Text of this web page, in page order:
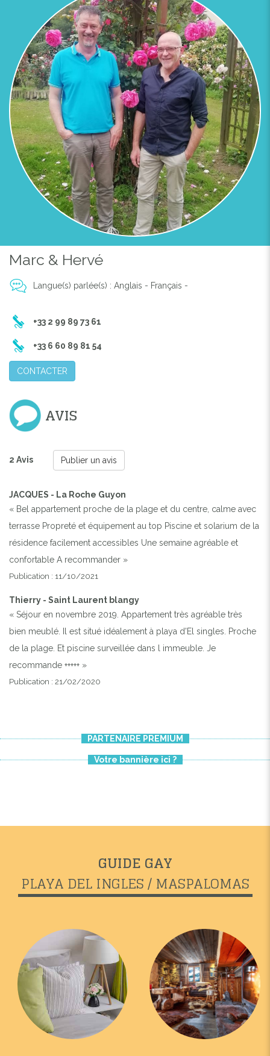
PISCINE DE LA RÉSIDENCE , AVEC 2 BASSINS
Previous
Marc & Hervé
Langue(s) parlée(s) : Anglais - Français -
+33 2 99 89 73 61
+33 6 60 89 81 54
CONTACTER
AVIS
2 Avis Publier un avis
JACQUES - La Roche Guyon
« Bel appartement proche de la plage et du centre, calme avec
terrasse Propreté et équipement au top Piscine et solarium de la
résidence facilement accessibles Une semaine agréable et
confortable A recommander »
Publication : 11/10/2021
Thierry - Saint Laurent blangy
« Séjour en novembre 2019. Appartement très agréable très
bien meublé. Il est situé idéalement à playa d'El singles. Proche
de la plage. Et piscine surveillée dans l immeuble. Je
recommande +++++ »
Publication : 21/02/2020
PARTENAIRE PREMIUM
Votre bannière ici ?
GUIDE GAY
PLAYA DEL INGLES / MASPALOMAS